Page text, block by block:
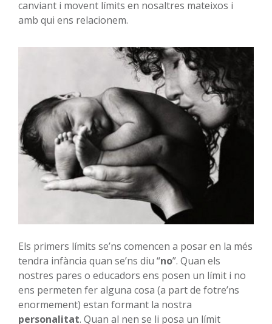
canviant i movent límits en nosaltres mateixos i
amb qui ens relacionem.
Els primers límits se’ns comencen a posar en la més
tendra infància quan se’ns diu “no”. Quan els
nostres pares o educadors ens posen un límit i no
ens permeten fer alguna cosa (a part de fotre’ns
enormement) estan formant la nostra
personalitat. Quan al nen se li posa un límit